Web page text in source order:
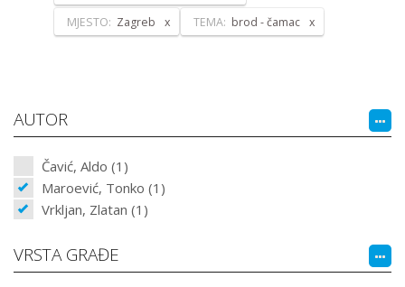
MJESTO: Zagreb TEMA: brod - čamac
AUTOR
Čavić, Aldo (1)
Maroević, Tonko (1)
Vrkljan, Zlatan (1)
VRSTA GRAĐE